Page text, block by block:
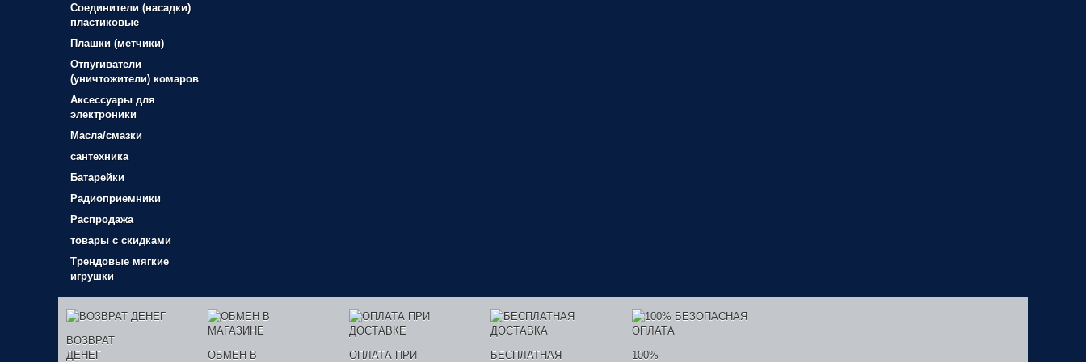
Соединители (насадки)
пластиковые
Плашки (метчики)
Отпугиватели
(уничтожители) комаров
Аксессуары для
электроники
Масла/смазки
сантехника
Батарейки
Радиоприемники
Распродажа
товары с скидками
Трендовые мягкие
игрушки
ВОЗВРАТ
ДЕНЕГ
ОБМЕН В ОПЛАТА ПРИ БЕСПЛАТНАЯ 100%